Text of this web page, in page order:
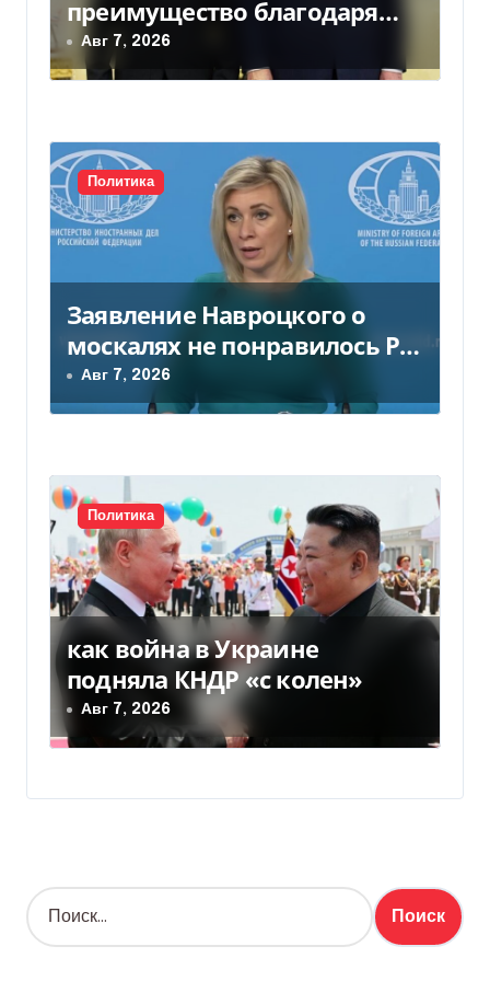
п
и
я
м
преимущество благодаря
действиям США
Авг 7, 2026
Политика
Заявление Навроцкого о
москалях не понравилось РФ
— видео
Авг 7, 2026
Политика
как война в Украине
подняла КНДР «с колен»
Авг 7, 2026
Н
а